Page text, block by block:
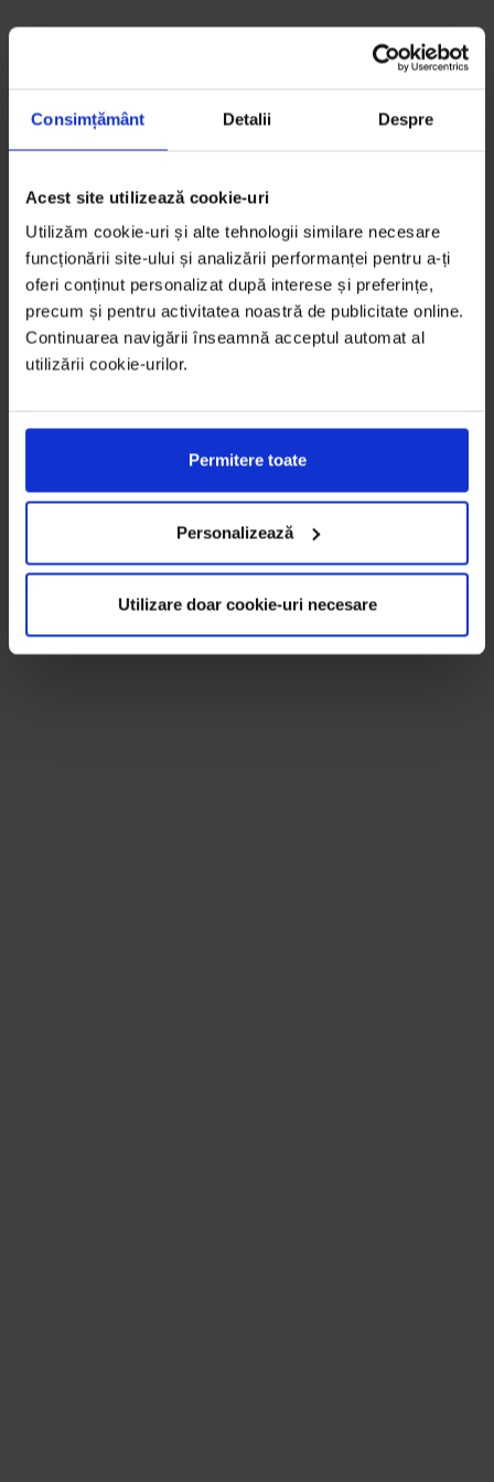
Consimțământ Detalii Despre
Acest site utilizează cookie-uri
Utilizăm cookie-uri și alte tehnologii similare necesare
funcționării site-ului și analizării performanței pentru a-ți
oferi conținut personalizat după interese și preferințe,
precum și pentru activitatea noastră de publicitate online.
Continuarea navigării înseamnă acceptul automat al
utilizării cookie-urilor.
Permitere toate
Personalizează
Utilizare doar cookie-uri necesare